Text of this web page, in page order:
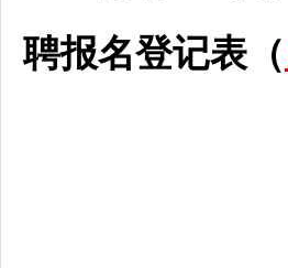
聘报名登记表（